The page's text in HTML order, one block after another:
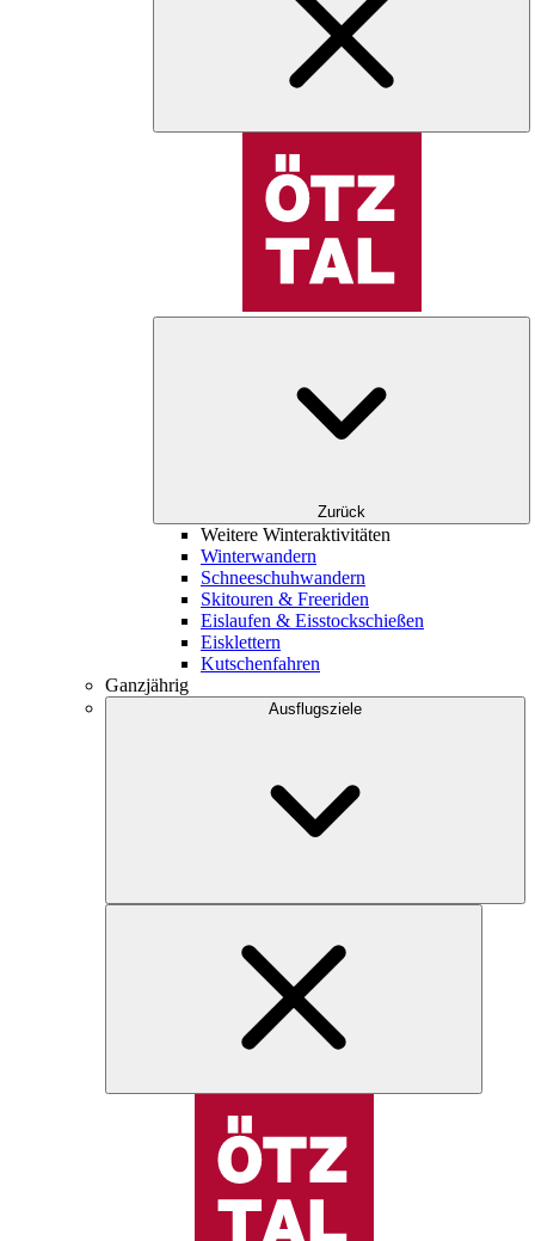
Zurück
Weitere Winteraktivitäten
Winterwandern
Schneeschuhwandern
Skitouren & Freeriden
Eislaufen & Eisstockschießen
Eisklettern
Kutschenfahren
Ganzjährig
Ausflugsziele